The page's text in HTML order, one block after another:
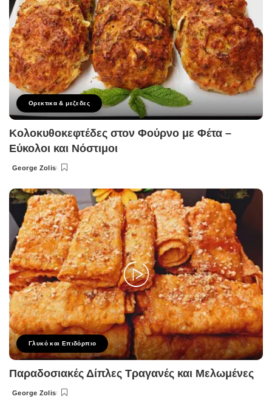
Ορεκτικα & μεζεδες
Κολοκυθοκεφτέδες στον Φούρνο με Φέτα –
Εύκολοι και Νόστιμοι
Posted
George Zolis
Γλυκό και Επιδόρπιο
Παραδοσιακές Δίπλες Τραγανές και Μελωμένες
Posted
George Zolis